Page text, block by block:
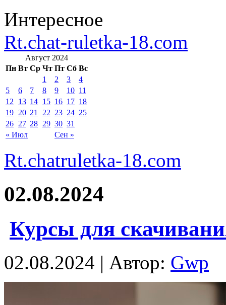
Интересное
Rt.chat-ruletka-18.com
Август 2024
Пн Вт Ср Чт Пт Сб Вс
« Июл Сен »
1 2 3
4
5
6 7 8 9 10 11
12
13 14 15 16 17 18
19 20 21 22 23 24 25
26 27 28 29 30 31
Rt.chatruletka-18.com
02.08.2024
Курсы для
02.08.2024 | Автор: Gwp